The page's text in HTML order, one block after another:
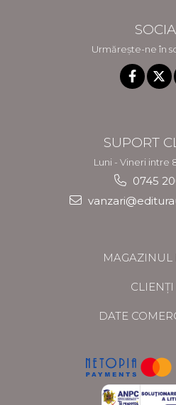
Urmărește-ne în
SUPORT
Luni - Vineri intre
0745
MAGAZINUL
CLIENȚI
DATE